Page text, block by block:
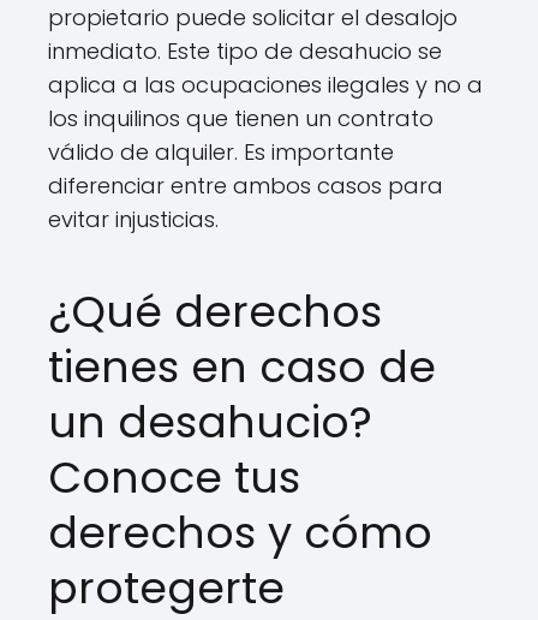
propietario puede solicitar el desalojo
inmediato. Este tipo de desahucio se
aplica a las ocupaciones ilegales y no a
los inquilinos que tienen un contrato
válido de alquiler. Es importante
diferenciar entre ambos casos para
evitar injusticias.
¿Qué derechos
tienes en caso de
un desahucio?
Conoce tus
derechos y cómo
protegerte